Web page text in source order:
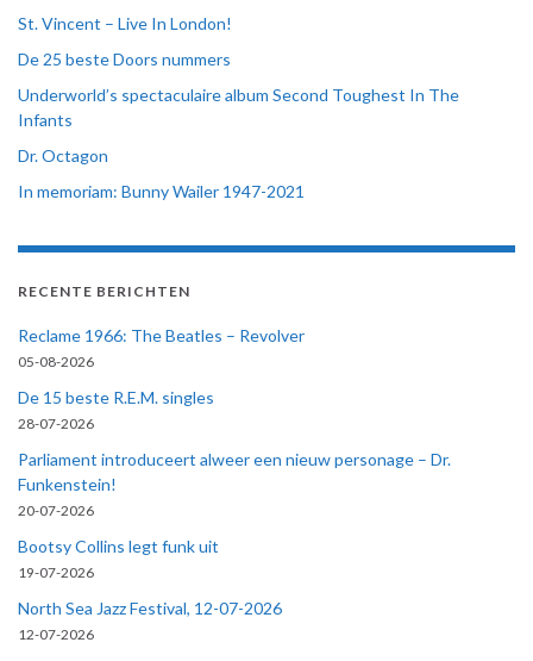
St. Vincent – Live In London!
De 25 beste Doors nummers
Underworld’s spectaculaire album Second Toughest In The
Infants
Dr. Octagon
In memoriam: Bunny Wailer 1947-2021
RECENTE BERICHTEN
Reclame 1966: The Beatles – Revolver
05-08-2026
De 15 beste R.E.M. singles
28-07-2026
Parliament introduceert alweer een nieuw personage – Dr.
Funkenstein!
20-07-2026
Bootsy Collins legt funk uit
19-07-2026
North Sea Jazz Festival, 12-07-2026
12-07-2026